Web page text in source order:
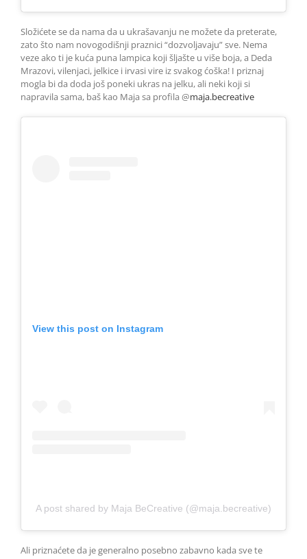
Složićete se da nama da u ukrašavanju ne možete da preterate,
zato što nam novogodišnji praznici “dozvoljavaju” sve. Nema
veze ako ti je kuća puna lampica koji šljašte u više boja, a Deda
Mrazovi, vilenjaci, jelkice i irvasi vire iz svakog ćoška! I priznaj
mogla bi da doda još poneki ukras na jelku, ali neki koji si
napravila sama, baš kao Maja sa profila @maja.becreative
View this post on Instagram
A post shared by Maja BeCreative (@maja.becreative)
Ali priznaćete da je generalno posebno zabavno kada sve te